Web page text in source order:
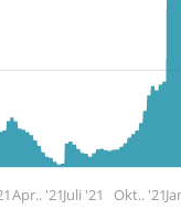
Apr.. '21Juli '21 Okt.. '21